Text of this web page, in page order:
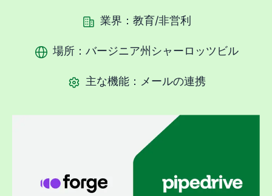
業界：教育/非営利
場所：バージニア州シャーロッツビル
主な機能：メールの連携